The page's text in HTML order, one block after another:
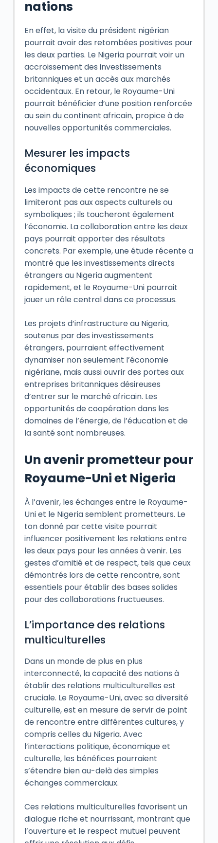
nations
En effet, la visite du président nigérian
pourrait avoir des retombées positives pour
les deux parties. Le Nigeria pourrait voir un
accroissement des investissements
britanniques et un accès aux marchés
occidentaux. En retour, le Royaume-Uni
pourrait bénéficier d’une position renforcée
au sein du continent africain, propice à de
nouvelles opportunités commerciales.
Mesurer les impacts
économiques
Les impacts de cette rencontre ne se
limiteront pas aux aspects culturels ou
symboliques ; ils toucheront également
l’économie. La collaboration entre les deux
pays pourrait apporter des résultats
concrets. Par exemple, une étude récente a
montré que les investissements directs
étrangers au Nigeria augmentent
rapidement, et le Royaume-Uni pourrait
jouer un rôle central dans ce processus.
Les projets d’infrastructure au Nigeria,
soutenus par des investissements
étrangers, pourraient effectivement
dynamiser non seulement l’économie
nigériane, mais aussi ouvrir des portes aux
entreprises britanniques désireuses
d’entrer sur le marché africain. Les
opportunités de coopération dans les
domaines de l’énergie, de l’éducation et de
la santé sont nombreuses.
Un avenir prometteur pour
Royaume-Uni et Nigeria
À l’avenir, les échanges entre le Royaume-
Uni et le Nigeria semblent prometteurs. Le
ton donné par cette visite pourrait
influencer positivement les relations entre
les deux pays pour les années à venir. Les
gestes d’amitié et de respect, tels que ceux
démontrés lors de cette rencontre, sont
essentiels pour établir des bases solides
pour des collaborations fructueuses.
L’importance des relations
multiculturelles
Dans un monde de plus en plus
interconnecté, la capacité des nations à
établir des relations multiculturelles est
cruciale. Le Royaume-Uni, avec sa diversité
culturelle, est en mesure de servir de point
de rencontre entre différentes cultures, y
compris celles du Nigeria. Avec
l’interactions politique, économique et
culturelle, les bénéfices pourraient
s’étendre bien au-delà des simples
échanges commerciaux.
Ces relations multiculturelles favorisent un
dialogue riche et nourrissant, montrant que
l’ouverture et le respect mutuel peuvent